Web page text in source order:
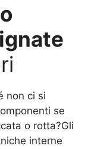
non ci si
se
o rotta?Gli
interne